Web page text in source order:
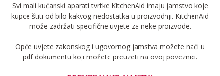
Svi mali kućanski aparati tvrtke KitchenAid imaju jamstvo koje
kupce štiti od bilo kakvog nedostatka u proizvodnji. KitchenAid
može zadržati specifične uvjete za neke proizvode.
Opće uvjete zakonskog i ugovornog jamstva možete naći u
pdf dokumentu koji možete preuzeti na ovoj poveznici.